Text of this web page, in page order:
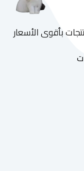
بأقوى الأسعار